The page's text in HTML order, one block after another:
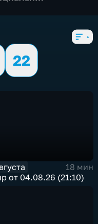
22
18 мин
от 04.08.26 (21:10)